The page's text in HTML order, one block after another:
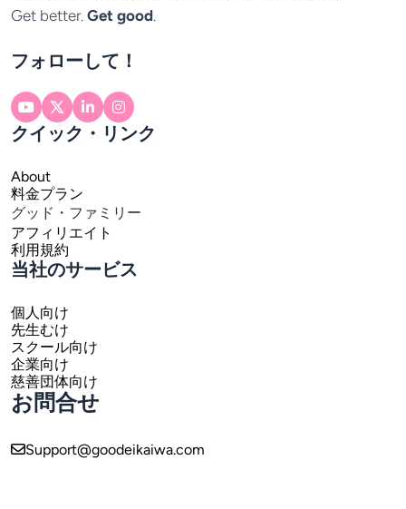
Get better. Get good.
フォローして！
クイック・リンク
About
料金プラン
グッド・ファミリー
アフィリエイト
利用規約
当社のサービス
個人向け
先生むけ
スクール向け
企業向け
慈善団体向け
お問合せ
Support@goodeikaiwa.com